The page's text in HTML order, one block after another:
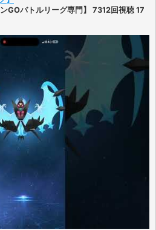
GOバトルリーグ専門】 7312回視聴 17